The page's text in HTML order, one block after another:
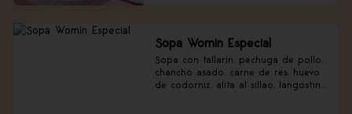
Sopa Womin Especial
Sopa con tallarín, pechuga de pollo,
chancho asado, carne de res, huevo
de codorniz, alita al sillao, langostino